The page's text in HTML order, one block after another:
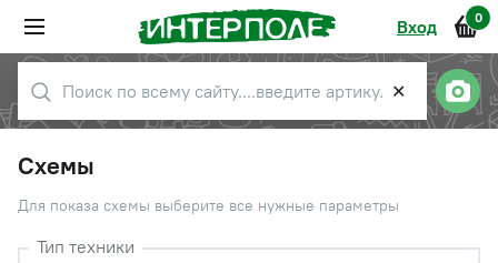
Вход 0
✕
Схемы
Для показа схемы выберите все нужные параметры
Тип техники